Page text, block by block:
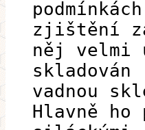
zjištění
něj velmi
vadnou
Hlavně ho